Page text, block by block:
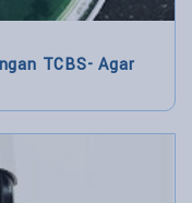
TCBS- Agar